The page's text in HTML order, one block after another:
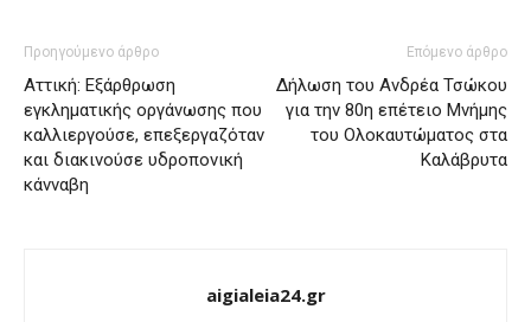
Προηγούμενο άρθρο
Αττική: Εξάρθρωση
εγκληματικής οργάνωσης που
καλλιεργούσε, επεξεργαζόταν
και διακινούσε υδροπονική
κάνναβη
Επόμενο άρθρο
Δήλωση του Ανδρέα Τσώκου
για την 80η επέτειο Μνήμης
του Ολοκαυτώματος στα
Καλάβρυτα
aigialeia24.gr